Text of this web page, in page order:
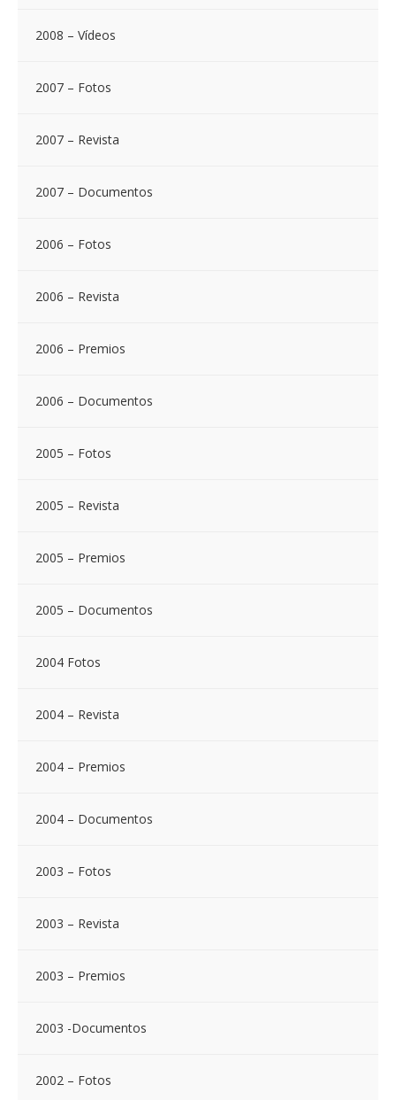
2008 – Vídeos
2007 – Fotos
2007 – Revista
2007 – Documentos
2006 – Fotos
2006 – Revista
2006 – Premios
2006 – Documentos
2005 – Fotos
2005 – Revista
2005 – Premios
2005 – Documentos
2004 Fotos
2004 – Revista
2004 – Premios
2004 – Documentos
2003 – Fotos
2003 – Revista
2003 – Premios
2003 -Documentos
2002 – Fotos